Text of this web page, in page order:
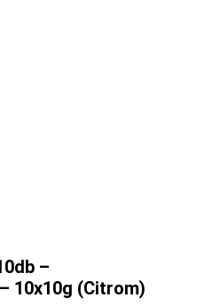
–
10x10g (Citrom)